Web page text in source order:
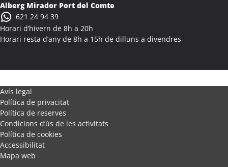
Activitats Teambuilding Empreses Alcarràs
Activitats Família Amics Alcarràs
Colònies Escolars Alcarràs
Activitats Teambuilding Empreses Alcora
Activitats Família Amics Alcora
Colònies Escolars Alcora
Activitats Teambuilding Empreses Alcover
Activitats Família Amics Alcover
Colònies Escolars Alcover
Alberg Mirador Port del Comte
621 24 94 39
Horari d’hivern de 8h a 20h
Horari resta d’any de 8h a 15h de dilluns a divendres
Avís legal
Política de privacitat
Política de reserves
Condicions d’ús de les activitats
Política de cookies
Accessibilitat
Mapa web